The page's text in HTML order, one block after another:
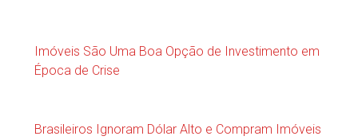
Imóveis São Uma Boa Opção de Investimento em
Época de Crise
Brasileiros Ignoram Dólar Alto e Compram Imóveis